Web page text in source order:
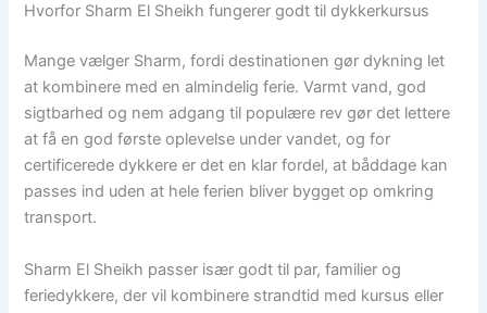
Hvorfor Sharm El Sheikh fungerer godt til dykkerkursus
Mange vælger Sharm, fordi destinationen gør dykning let
at kombinere med en almindelig ferie. Varmt vand, god
sigtbarhed og nem adgang til populære rev gør det lettere
at få en god første oplevelse under vandet, og for
certificerede dykkere er det en klar fordel, at båddage kan
passes ind uden at hele ferien bliver bygget op omkring
transport.
Sharm El Sheikh passer især godt til par, familier og
feriedykkere, der vil kombinere strandtid med kursus eller